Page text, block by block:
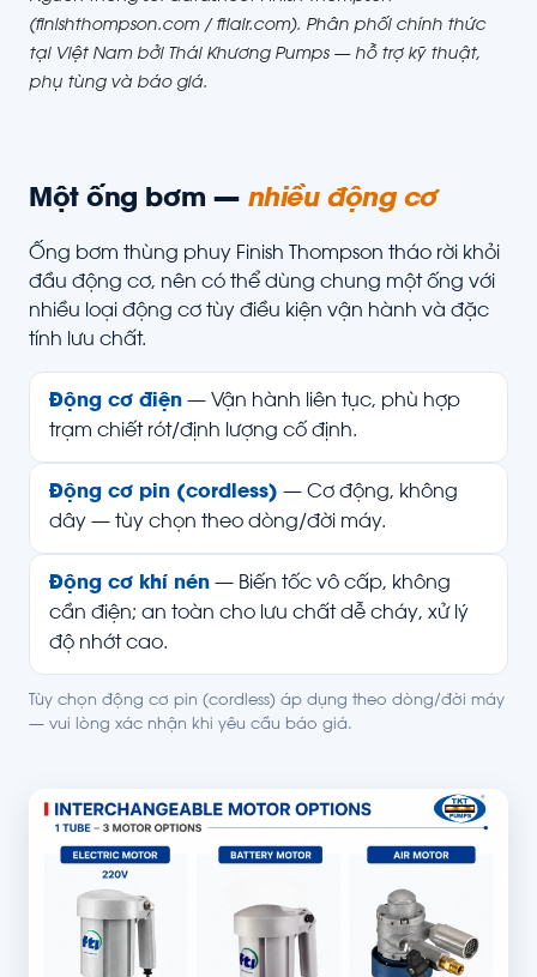
(finishthompson.com / ftiair.com). Phân phối chính thức
tại Việt Nam bởi Thái Khương Pumps — hỗ trợ kỹ thuật,
phụ tùng và báo giá.
Một ống bơm — nhiều động cơ
Ống bơm thùng phuy Finish Thompson tháo rời khỏi
đầu động cơ, nên có thể dùng chung một ống với
nhiều loại động cơ tùy điều kiện vận hành và đặc
tính lưu chất.
Động cơ điện — Vận hành liên tục, phù hợp
trạm chiết rót/định lượng cố định.
Động cơ pin (cordless) — Cơ động, không
dây — tùy chọn theo dòng/đời máy.
Động cơ khí nén — Biến tốc vô cấp, không
cần điện; an toàn cho lưu chất dễ cháy, xử lý
độ nhớt cao.
Tùy chọn động cơ pin (cordless) áp dụng theo dòng/đời máy
— vui lòng xác nhận khi yêu cầu báo giá.